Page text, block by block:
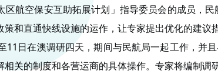
区航空保安互助拓展计划」指导委员会的成员，
策和直通快线设施的运作，让专家提出优化的建
11日在澳调研四天，期间与民航局一起工作，并
关的制度和各营运商的具体操作。专家将编制调